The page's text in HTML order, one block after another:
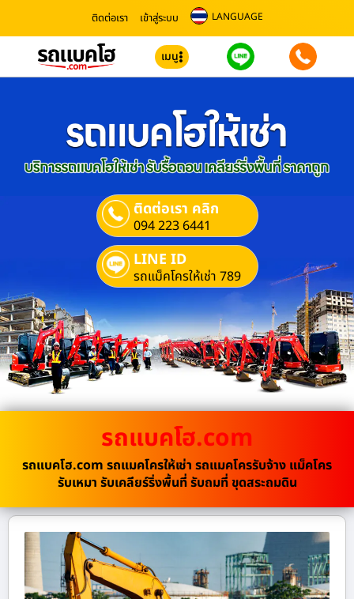
ติดต่อเรา เข้าสู่ระบบ LANGUAGE
เมนู
ติดต่อเรา คลิก
094 223 6441
LINE ID
รถแม็คโครให้เช่า 789
รถแบคโฮ.com
รถแบคโฮ.com รถแมคโครให้เช่า รถแมคโครรับจ้าง แม็คโคร
รับเหมา รับเคลียร์ริ่งพื้นที่ รับถมที่ ขุดสระถมดิน